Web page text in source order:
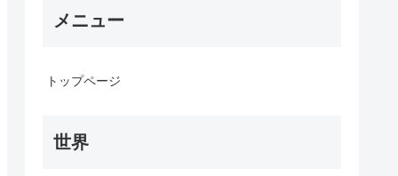
メニュー
トップページ
世界